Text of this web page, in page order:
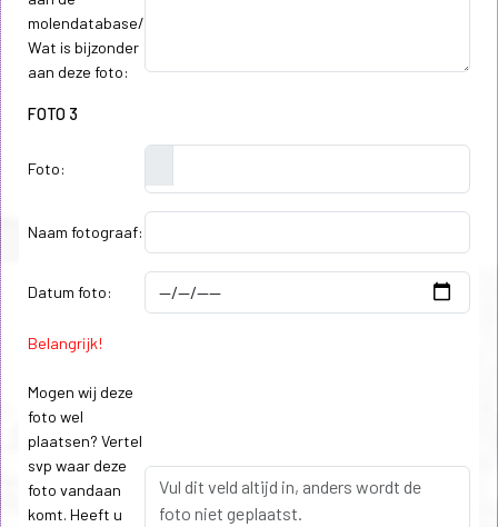
molendatabase/
Wat is bijzonder
aan deze foto:
FOTO 3
Foto:
Naam fotograaf:
Datum foto:
Belangrijk!
Mogen wij deze
foto wel
plaatsen? Vertel
svp waar deze
foto vandaan
komt. Heeft u